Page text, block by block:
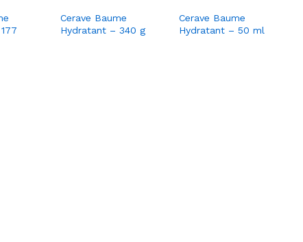
Cerave Baume
Hydratant – 340 g
Cerave Baume
Hydratant – 50 ml